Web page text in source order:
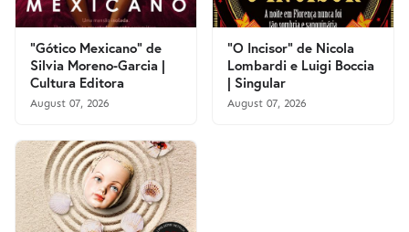
"Gótico Mexicano" de
Silvia Moreno-Garcia |
Cultura Editora
August 07, 2026
"O Incisor" de Nicola
Lombardi e Luigi Boccia
| Singular
August 07, 2026